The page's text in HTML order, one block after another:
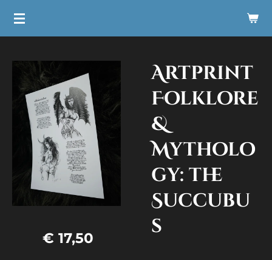
Ga
hoofdinhoud
Artprint
Folklore
&
Mytholo
gy: the
Succubu
s
€ 17,50